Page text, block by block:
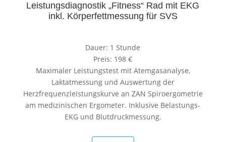
Leistungsdiagnostik „Fitness“ Rad mit EKG
inkl. Körperfettmessung für SVS
Dauer: 1 Stunde
Preis: 198 €
Maximaler Leistungstest mit Atemgasanalyse,
Laktatmessung und Auswertung der
Herzfrequenzleistungskurve an ZAN Spiroergometrie
am medizinischen Ergometer. Inklusive Belastungs-
EKG und Blutdruckmessung.